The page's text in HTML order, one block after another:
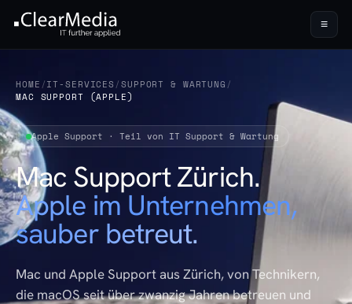
≡
HOME /IT-SERVICES /SUPPORT & WARTUNG /
MAC SUPPORT (APPLE)
Apple Support · Teil von IT Support & Wartung
Mac Support Zürich.
Apple im Unternehmen,
sauber betreut.
Mac und Apple Support aus Zürich, von Technikern,
die macOS seit über zwanzig Jahren betreuen und